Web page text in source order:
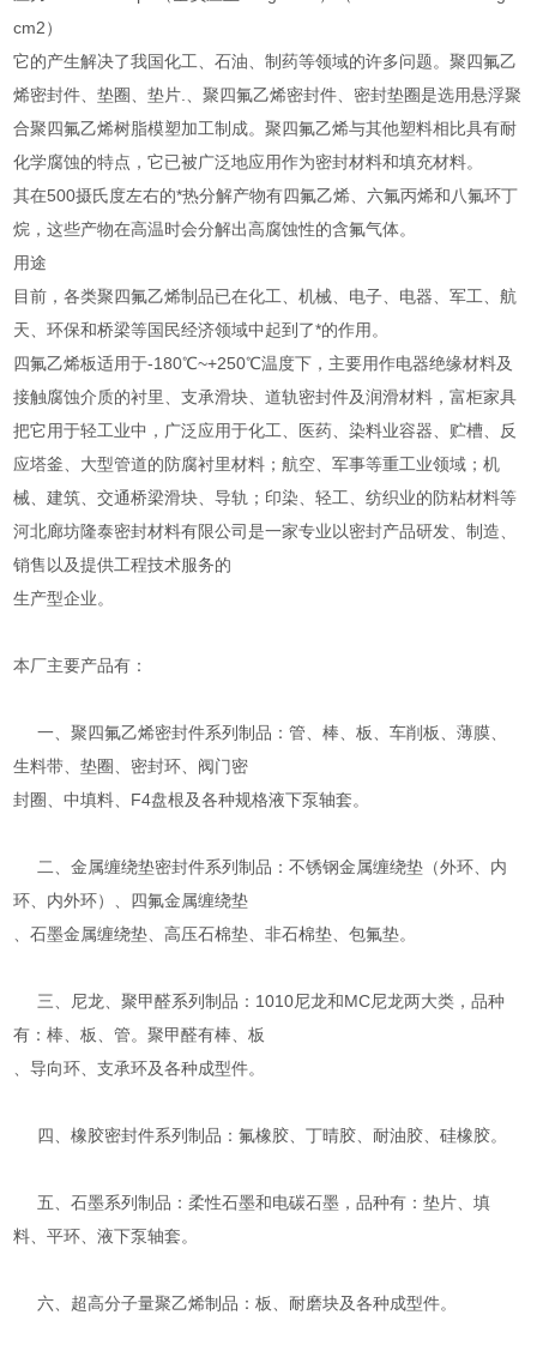
cm2）
它的产生解决了我国化工、石油、制药等领域的许多问题。聚四氟乙
烯密封件、垫圈、垫片.、聚四氟乙烯密封件、密封垫圈是选用悬浮聚
合聚四氟乙烯树脂模塑加工制成。聚四氟乙烯与其他塑料相比具有耐
化学腐蚀的特点，它已被广泛地应用作为密封材料和填充材料。
其在500摄氏度左右的*热分解产物有四氟乙烯、六氟丙烯和八氟环丁
烷，这些产物在高温时会分解出高腐蚀性的含氟气体。
用途
目前，各类聚四氟乙烯制品已在化工、机械、电子、电器、军工、航
天、环保和桥梁等国民经济领域中起到了*的作用。
四氟乙烯板适用于-180℃~+250℃温度下，主要用作电器绝缘材料及
接触腐蚀介质的衬里、支承滑块、道轨密封件及润滑材料，富柜家具
把它用于轻工业中，广泛应用于化工、医药、染料业容器、贮槽、反
应塔釜、大型管道的防腐衬里材料；航空、军事等重工业领域；机
械、建筑、交通桥梁滑块、导轨；印染、轻工、纺织业的防粘材料等
河北廊坊隆泰密封材料有限公司是一家专业以密封产品研发、制造、
销售以及提供工程技术服务的
生产型企业。
本厂主要产品有：
一、聚四氟乙烯密封件系列制品：管、棒、板、车削板、薄膜、
生料带、垫圈、密封环、阀门密
封圈、中填料、F4盘根及各种规格液下泵轴套。
二、金属缠绕垫密封件系列制品：不锈钢金属缠绕垫（外环、内
环、内外环）、四氟金属缠绕垫
、石墨金属缠绕垫、高压石棉垫、非石棉垫、包氟垫。
三、尼龙、聚甲醛系列制品：1010尼龙和MC尼龙两大类，品种
有：棒、板、管。聚甲醛有棒、板
、导向环、支承环及各种成型件。
四、橡胶密封件系列制品：氟橡胶、丁晴胶、耐油胶、硅橡胶。
五、石墨系列制品：柔性石墨和电碳石墨，品种有：垫片、填
料、平环、液下泵轴套。
六、超高分子量聚乙烯制品：板、耐磨块及各种成型件。